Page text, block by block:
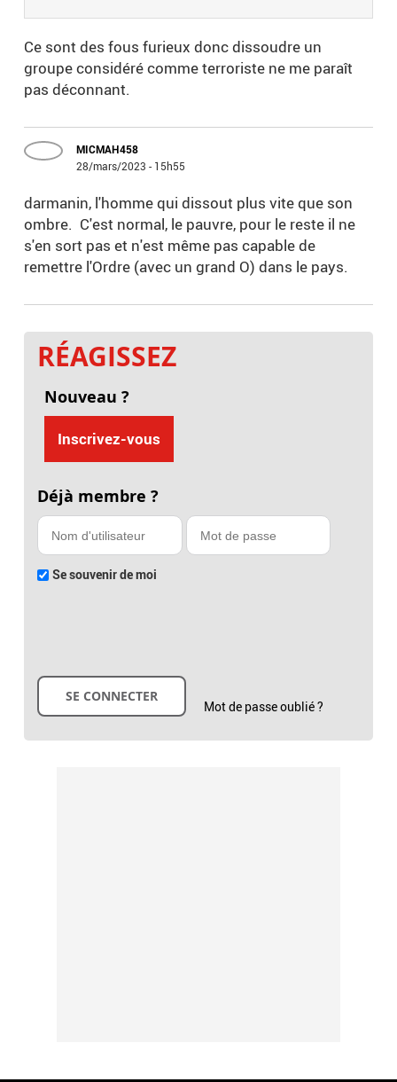
Ce sont des fous furieux donc dissoudre un
groupe considéré comme terroriste ne me paraît
pas déconnant.
MICMAH458
28/mars/2023 - 15h55
darmanin, l'homme qui dissout plus vite que son
ombre. C'est normal, le pauvre, pour le reste il ne
s'en sort pas et n'est même pas capable de
remettre l'Ordre (avec un grand O) dans le pays.
RÉAGISSEZ
Nouveau ?
Inscrivez-vous
Déjà membre ?
Se souvenir de moi
Mot de passe oublié ?